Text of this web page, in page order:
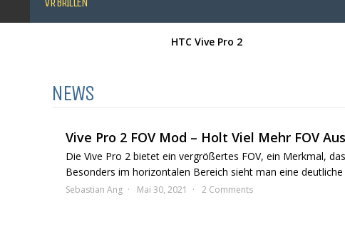
HTC Vive Pro 2
NEWS
Vive Pro 2 FOV Mod – Holt Viel Mehr FOV
Die Vive Pro 2 bietet ein vergrößertes FOV, ein Merkmal,
Besonders im horizontalen Bereich sieht man eine deutliche
Sebastian Ang Mai 30, 2021 2 Comments